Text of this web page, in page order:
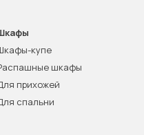
купе
шкафы
прихожей
спальни